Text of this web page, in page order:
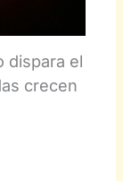
dispara el
crecen